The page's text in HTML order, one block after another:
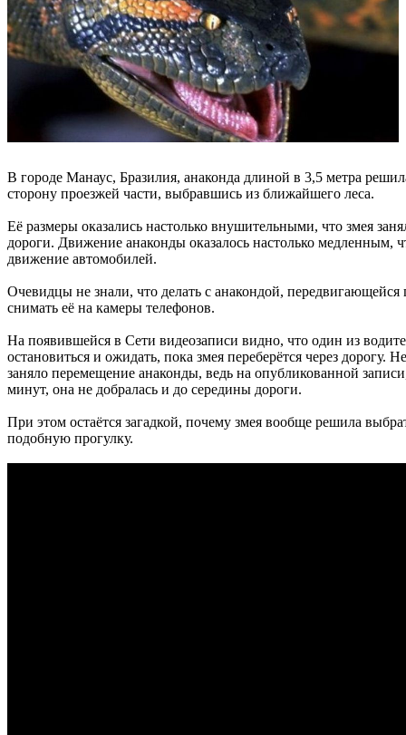
В городе Манаус, Бразилия, анаконда длиной в 3,5 метра
сторону проезжей части, выбравшись из ближайшего леса.
Её размеры оказались настолько внушительными, что змея
дороги. Движение анаконды оказалось настолько медленным,
движение автомобилей.
Очевидцы не знали, что делать с анакондой, передвигающейся
снимать её на камеры телефонов.
На появившейся в Сети видеозаписи видно, что один из
остановиться и ожидать, пока змея переберётся через дорогу.
заняло перемещение анаконды, ведь на опубликованной
минут, она не добралась и до середины дороги.
При этом остаётся загадкой, почему змея вообще решила
подобную прогулку.